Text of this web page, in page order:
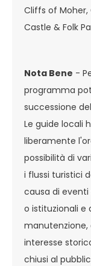
Cliffs of Moher,
Castle & Folk
Nota Bene -
programma
successione
Le guide locali
liberamente
possibilità di
i flussi turistici
causa di
o istituzionali e
manutenzione,
interesse
chiusi al